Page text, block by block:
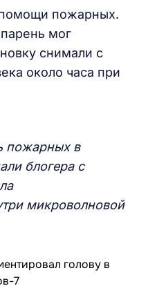
пожарных.
мог
снимали с
около часа при
пожарных в
блогера с
микроволновой